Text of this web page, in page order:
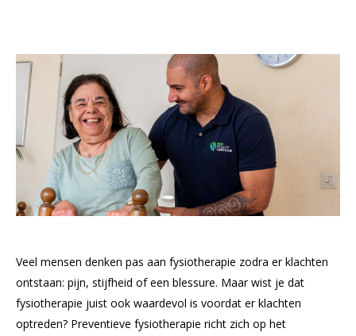
Veel mensen denken pas aan fysiotherapie zodra er klachten
ontstaan: pijn, stijfheid of een blessure. Maar wist je dat
fysiotherapie juist ook waardevol is voordat er klachten
optreden? Preventieve fysiotherapie richt zich op het